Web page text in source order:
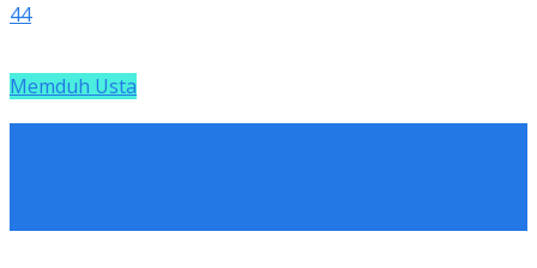
44
Memduh Usta